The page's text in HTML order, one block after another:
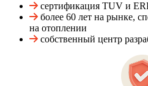
сертификация TUV и
более 60 лет на рынке,
на отоплении
собственный центр